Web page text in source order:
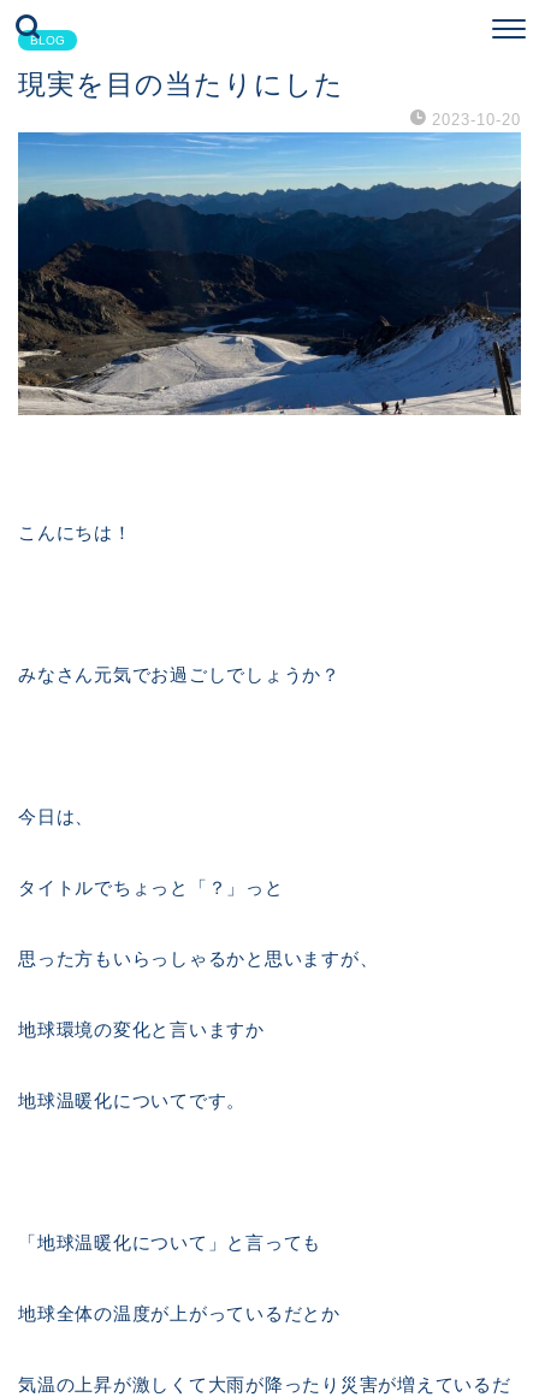
BLOG
現実を目の当たりにした
2023-10-20
こんにちは！
みなさん元気でお過ごしでしょうか？
今日は、
タイトルでちょっと「？」っと
思った方もいらっしゃるかと思いますが、
地球環境の変化と言いますか
地球温暖化についてです。
「地球温暖化について」と言っても
地球全体の温度が上がっているだとか
気温の上昇が激しくて大雨が降ったり災害が増えているだ